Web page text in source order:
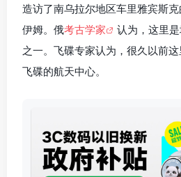
造访了南乌拉尔地区车里雅宾斯
伊姆。俄考古学家 认为，这里
之一。飞碟专家认为，很久以前
飞碟的航天中心。